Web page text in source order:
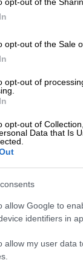
opt-out of the Sale
opt-out of
opt-out of
Data that Is
allow Google to
identifiers in
allow my user data
Αισθητός
από
και πήγαν
οδήγηση